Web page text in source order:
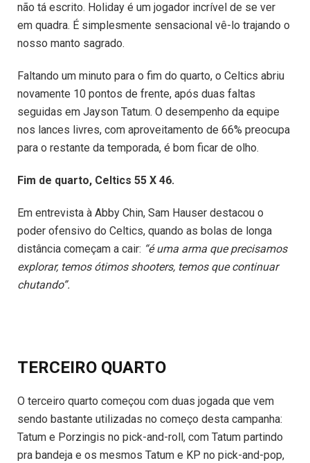
não tá escrito. Holiday é um jogador incrível de se ver
em quadra. É simplesmente sensacional vê-lo trajando o
nosso manto sagrado.
Faltando um minuto para o fim do quarto, o Celtics abriu
novamente 10 pontos de frente, após duas faltas
seguidas em Jayson Tatum. O desempenho da equipe
nos lances livres, com aproveitamento de 66% preocupa
para o restante da temporada, é bom ficar de olho.
Fim de quarto, Celtics 55 X 46.
Em entrevista à Abby Chin, Sam Hauser destacou o
poder ofensivo do Celtics, quando as bolas de longa
distância começam a cair: “é uma arma que precisamos
explorar, temos ótimos shooters, temos que continuar
chutando”.
TERCEIRO QUARTO
O terceiro quarto começou com duas jogada que vem
sendo bastante utilizadas no começo desta campanha:
Tatum e Porzingis no pick-and-roll, com Tatum partindo
pra bandeja e os mesmos Tatum e KP no pick-and-pop,